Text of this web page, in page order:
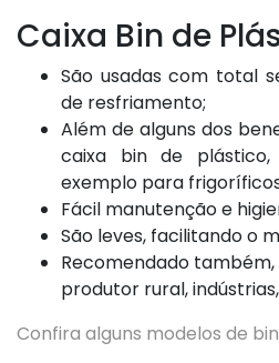
Caixa Bin de
São usadas com total
de resfriamento;
Além de alguns dos
caixa bin de
exemplo para
Fácil manutenção e
São leves, facilitando o
Recomendado
produtor rural,
Confira alguns modelos de